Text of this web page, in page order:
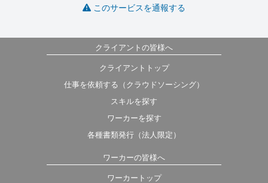
このサービスを通報する
クライアントの皆様へ
クライアントトップ
仕事を依頼する（クラウドソーシング）
スキルを探す
ワーカーを探す
各種書類発行（法人限定）
ワーカーの皆様へ
ワーカートップ